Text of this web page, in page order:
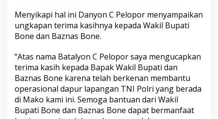
p
o
r
Menyikapi hal ini Danyon C Pelopor menyampaikan
ungkapan terima kasihnya kepada Wakil Bupati
Bone dan Baznas Bone.
“Atas nama Batalyon C Pelopor saya mengucapkan
terima kasih kepada Bapak Wakil Bupati dan
Baznas Bone karena telah berkenan membantu
operasional dapur lapangan TNI Polri yang berada
di Mako kami ini. Semoga bantuan dari Wakil
Bupati Bone dan Baznas Bone dapat bermanfaat